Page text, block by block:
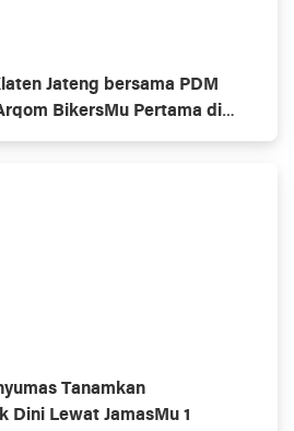
Jateng bersama PDM
BikersMu Pertama di
Komunitas
Tanamkan
Dini Lewat JamasMu 1